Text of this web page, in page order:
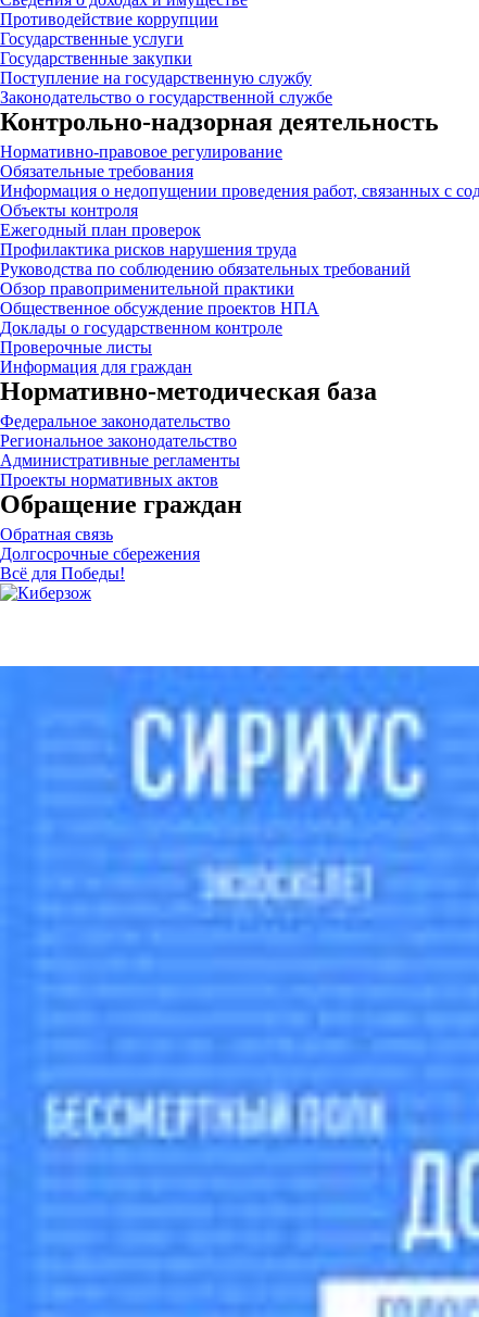
Противодействие коррупции
Государственные услуги
Государственные закупки
Поступление на государственную службу
Законодательство о государственной службе
Контрольно-надзорная деятельность
Нормативно-правовое регулирование
Обязательные требования
Информация о недопущении проведения работ, связанных с
Объекты контроля
Ежегодный план проверок
Профилактика рисков нарушения труда
Руководства по соблюдению обязательных требований
Обзор правоприменительной практики
Общественное обсуждение проектов НПА
Доклады о государственном контроле
Проверочные листы
Информация для граждан
Нормативно-методическая база
Федеральное законодательство
Региональное законодательство
Административные регламенты
Проекты нормативных актов
Обращение граждан
Обратная связь
Долгосрочные сбережения
Всё для Победы!